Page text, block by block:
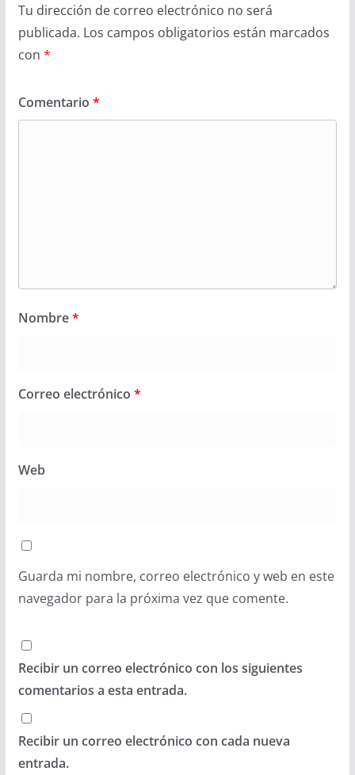
Tu dirección de correo electrónico no será
publicada. Los campos obligatorios están marcados
con *
Comentario *
Nombre*
Correo electrónico *
Web
Guarda mi nombre, correo electrónico y web en este
navegador para la próxima vez que comente.
Recibir un correo electrónico con los siguientes
comentarios a esta entrada.
Recibir un correo electrónico con cada nueva
entrada.